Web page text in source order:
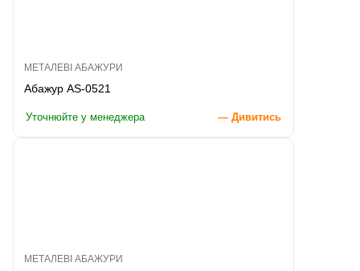
МЕТАЛЕВІ АБАЖУРИ
Абажур AS-0521
Уточнюйте у менеджера — Дивитись
МЕТАЛЕВІ АБАЖУРИ